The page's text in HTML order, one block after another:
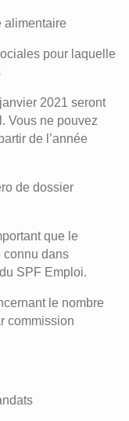
alimentaire
pour laquelle
2021 seront
Vous ne pouvez
de l’année
de dossier
que le
connu dans
SPF Emploi.
le nombre
commission